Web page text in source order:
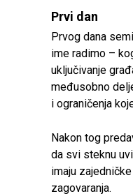
Prvi dan
Prvog dana
ime radimo –
uključivanje
međusobno
i ograničenja
Nakon tog
da svi steknu
imaju
zagovaranja.